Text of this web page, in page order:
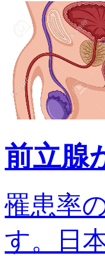
前立腺
罹患率
す。日